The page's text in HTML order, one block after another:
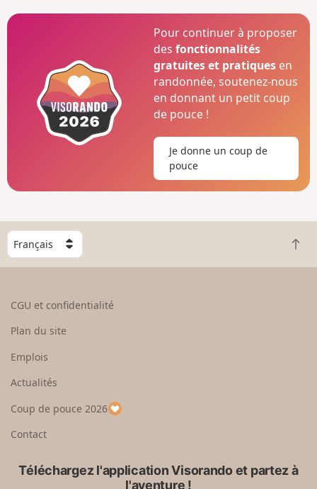
Pour continuer à proposer
desfonctionnalités
gratuites et pratiques en
randonnée, soutenez-nous
en donnant un petit coup
de pouce !
Je donne un coup de
pouce
C
h
o
e
u
p
a
R
e
CGU et confidentialité
Plan du site
Emplois
Actualités
Coup de pouce 2026
Contact
Téléchargez l'application Visorando et partez à
l'aventure !